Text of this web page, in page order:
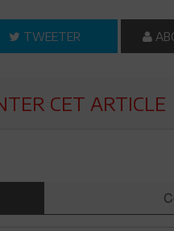
TWEETER
CET ARTICLE